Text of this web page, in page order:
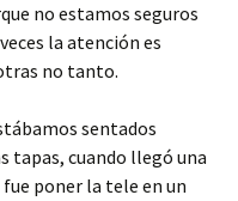
no estamos seguros
la atención es
no tanto.
sentados
cuando llegó una
poner la tele en un